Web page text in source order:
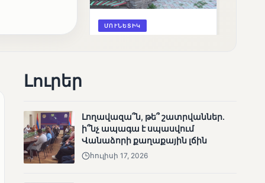
ՄՈՒՆԵՏԻԿ
Լուրեր
Լողավազա՞ն, թե՞ շատրվաններ.
ի՞նչ ապագա է սպասվում
Վանաձորի քաղաքային լճին
հուլիսի 17, 2026